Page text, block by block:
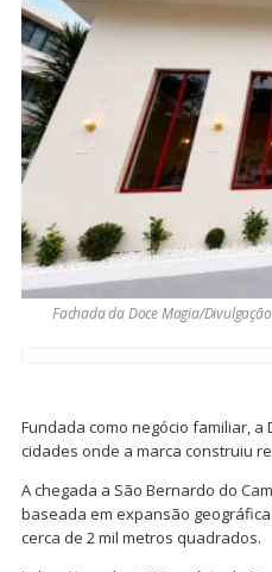
Fachada da Doce Magia/Divulgação
Fundada como negócio familiar,
cidades onde a marca construiu
A chegada a São Bernardo do
baseada em expansão
cerca de 2 mil metros quadrados.